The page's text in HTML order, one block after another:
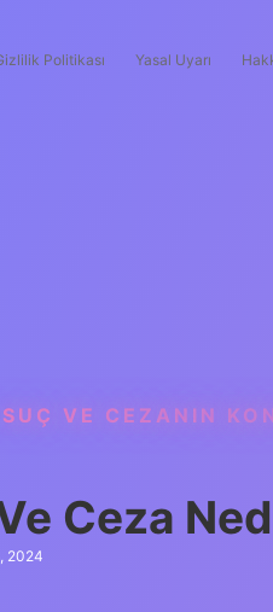
Politikası Yasal Uyarı
SUÇ VE CEZANIN
Ceza
2024